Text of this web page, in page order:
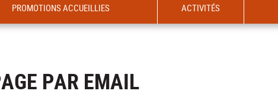
PROMOTIONS ACCUEILLIES ACTIVITÉS
PAR EMAIL